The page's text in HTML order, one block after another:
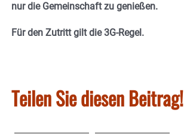
nur die Gemeinschaft zu genießen.
Für den Zutritt gilt die 3G-Regel.
Teilen Sie diesen Beitrag!